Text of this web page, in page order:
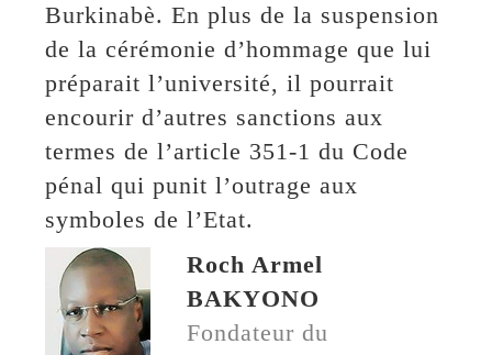
Burkinabè. En plus de la suspension
de la cérémonie d’hommage que lui
préparait l’université, il pourrait
encourir d’autres sanctions aux
termes de l’article 351-1 du Code
pénal qui punit l’outrage aux
symboles de l’Etat.
Roch Armel
BAKYONO
Fondateur du